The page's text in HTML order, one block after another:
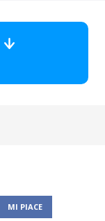
MI PIACE